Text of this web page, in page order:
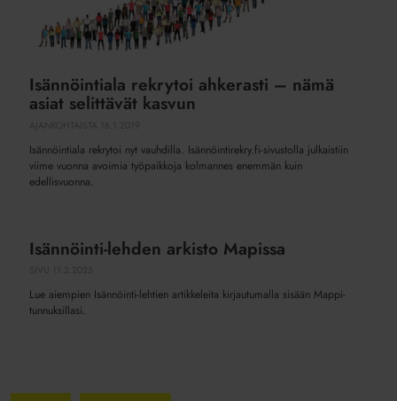
Isännöintiala rekrytoi ahkerasti – nämä
asiat selittävät kasvun
Isännöintiala rekrytoi nyt vauhdilla. Isännöintirekry.fi-sivustolla julkaistiin
viime vuonna avoimia työpaikkoja kolmannes enemmän kuin
edellisvuonna.
Isännöinti-
arkisto
Mapissa
Isännöinti-lehden arkisto Mapissa
Lue aiempien Isännöinti-lehtien artikkeleita kirjautumalla sisään Mappi-
tunnuksillasi.